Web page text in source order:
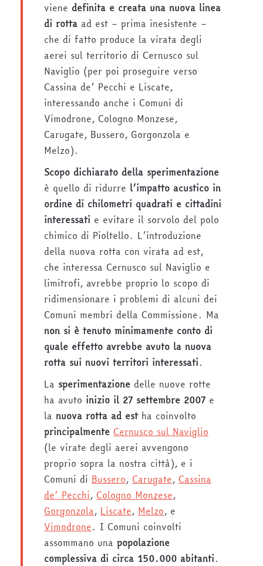
viene definita e creata una nuova linea
di rotta ad est – prima inesistente –
che di fatto produce la virata degli
aerei sul territorio di Cernusco sul
Naviglio (per poi proseguire verso
Cassina de’ Pecchi e Liscate,
interessando anche i Comuni di
Vimodrone, Cologno Monzese,
Carugate, Bussero, Gorgonzola e
Melzo).
Scopo dichiarato della sperimentazione
è quello di ridurre l’impatto acustico in
ordine di chilometri quadrati e cittadini
interessati e evitare il sorvolo del polo
chimico di Pioltello. L’introduzione
della nuova rotta con virata ad est,
che interessa Cernusco sul Naviglio e
limitrofi, avrebbe proprio lo scopo di
ridimensionare i problemi di alcuni dei
Comuni membri della Commissione. Ma
non si è tenuto minimamente conto di
quale effetto avrebbe avuto la nuova
rotta sui nuovi territori interessati.
La sperimentazione delle nuove rotte
ha avuto inizio il 27 settembre 2007e
la nuova rotta ad estha coinvolto
principalmente Cernusco sul Naviglio
(le virate degli aerei avvengono
proprio sopra la nostra città), e i
Comuni di Bussero, Carugate, Cassina
de’ Pecchi, Cologno Monzese,
Gorgonzola, Liscate, Melzo, e
Vimodrone. I Comuni coinvolti
assommano una popolazione
complessiva di circa 150.000 abitanti.